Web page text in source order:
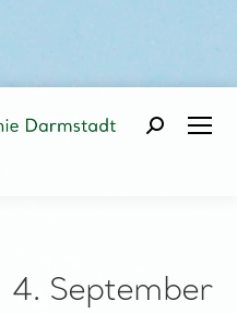
Search:
4. September